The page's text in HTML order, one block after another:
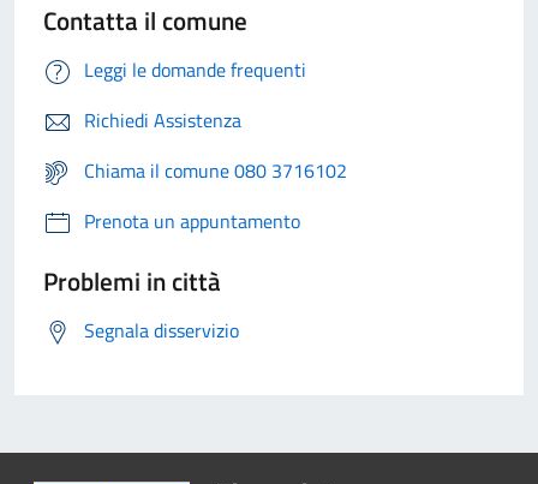
Contatta il comune
Leggi le domande frequenti
Richiedi Assistenza
Chiama il comune 080 3716102
Prenota un appuntamento
Problemi in città
Segnala disservizio